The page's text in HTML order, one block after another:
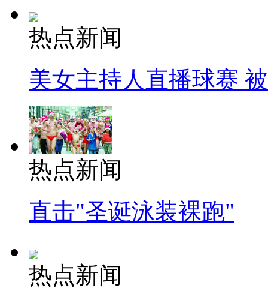
热点新闻
美女主持人直播球赛
热点新闻
直击"圣诞泳装裸跑"
热点新闻